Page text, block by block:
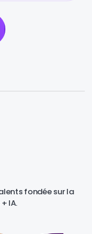
fondée sur la
IA.